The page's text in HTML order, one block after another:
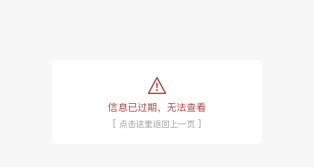
tip:
信息已过期，无法查看
[ 点击这里返回上一页 ]